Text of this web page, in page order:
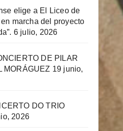
elige a El Liceo de
marcha del proyecto
6 julio, 2026
DE PILAR
MORÁGUEZ 19 junio,
DO TRIO
2026